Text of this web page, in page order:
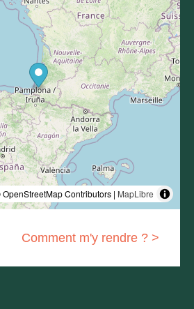
Contributors | MapLibre
Comment m'y rendre ? >